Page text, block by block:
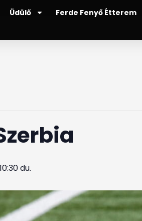
Üdülő Ferde Fenyő Étterem
10:30 du.